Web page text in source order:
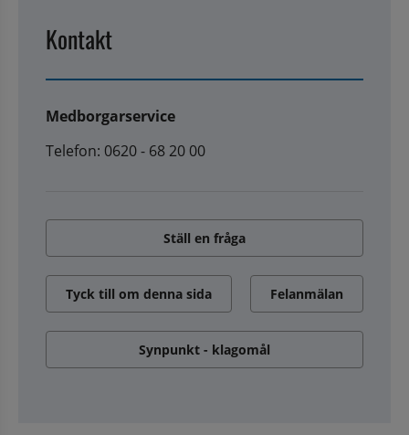
Kontakt
Medborgarservice
Telefon: 0620 - 68 20 00
Ställ en fråga
Tyck till om denna sida Felanmälan
Synpunkt - klagomål